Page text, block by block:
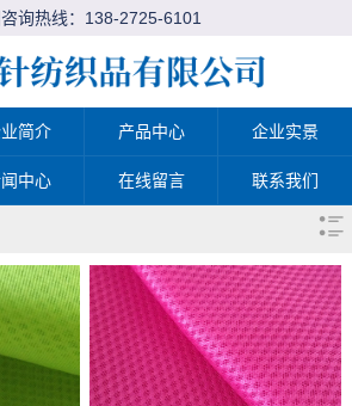
询热线： 138-2725-6101
简介 产品中心 企业实景
中心 在线留言 联系我们